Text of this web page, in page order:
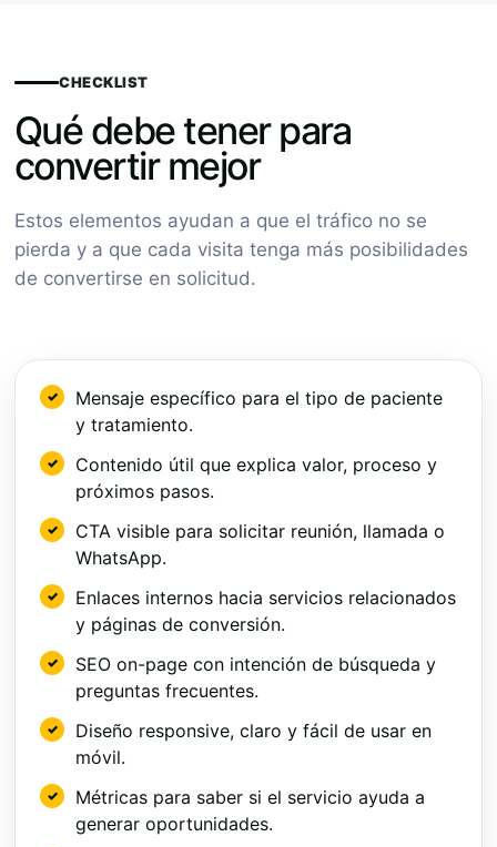
CHECKLIST
Qué debe tener para
convertir mejor
Estos elementos ayudan a que el tráfico no se
pierda y a que cada visita tenga más posibilidades
de convertirse en solicitud.
Mensaje específico para el tipo de paciente
y tratamiento.
Contenido útil que explica valor, proceso y
próximos pasos.
CTA visible para solicitar reunión, llamada o
WhatsApp.
Enlaces internos hacia servicios relacionados
y páginas de conversión.
SEO on-page con intención de búsqueda y
preguntas frecuentes.
Diseño responsive, claro y fácil de usar en
móvil.
Métricas para saber si el servicio ayuda a
generar oportunidades.